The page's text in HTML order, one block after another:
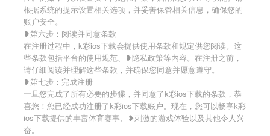
根据系统的提示设置相关选项，并妥善保管相关信息，确保您的
账户安全。
❥第六步：阅读并同意条款
在注册过程中，k彩ios下载会提供使用条款和规定供您阅读。这
些条款包括平台的使用规范、❥隐私政策等内容。在注册之前，
请仔细阅读并理解这些条款，并确保您同意并愿意遵守。
❥第七步：完成注册
一旦您完成了所有必要的步骤，并同意了k彩ios下载的条款，恭
喜您！您已经成功注册了k彩ios下载账户。现在，您可以畅享k彩
ios下载提供的丰富体育赛事、❥刺激的游戏体验以及其他令人兴
奋。